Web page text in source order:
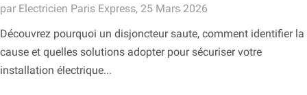
par Electricien Paris Express, 25 Mars 2026
Découvrez pourquoi un disjoncteur saute, comment identifier la
cause et quelles solutions adopter pour sécuriser votre
installation électrique...